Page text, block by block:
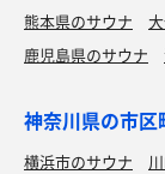
熊本県のサウナ
鹿児島県のサウナ
神奈川県の市
横浜市のサウナ